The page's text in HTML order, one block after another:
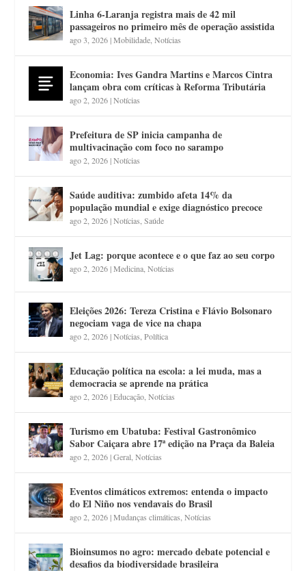
Linha 6-Laranja registra mais de 42 mil
passageiros no primeiro mês de operação assistida
ago 3, 2026|Mobilidade,Notícias
Economia: Ives Gandra Martins e Marcos Cintra
lançam obra com críticas à Reforma Tributária
ago 2, 2026|Notícias
Prefeitura de SP inicia campanha de
multivacinação com foco no sarampo
ago 2, 2026|Notícias
Saúde auditiva: zumbido afeta 14% da
população mundial e exige diagnóstico precoce
ago 2, 2026|Notícias,Saúde
Jet Lag: porque acontece e o que faz ao seu corpo
ago 2, 2026|Medicina,Notícias
Eleições 2026: Tereza Cristina e Flávio Bolsonaro
negociam vaga de vice na chapa
ago 2, 2026|Notícias,Política
Educação política na escola: a lei muda, mas a
democracia se aprende na prática
ago 2, 2026|Educação,Notícias
Turismo em Ubatuba: Festival Gastronômico
Sabor Caiçara abre 17ª edição na Praça da Baleia
ago 2, 2026|Geral,Notícias
Eventos climáticos extremos: entenda o impacto
do El Niño nos vendavais do Brasil
ago 2, 2026|Mudanças climáticas,Notícias
Bioinsumos no agro: mercado debate potencial e
desafios da biodiversidade brasileira